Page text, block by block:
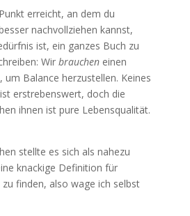
erreicht, an dem du
nachvollziehen kannst,
ist, ein ganzes Buch zu
Wir braucheneinen
um Balance herzustellen. Keines
erstrebenswert, doch die
ihnen ist pure Lebensqualität.
stellte es sich als nahezu
knackige Definition für
finden, also wage ich selbst